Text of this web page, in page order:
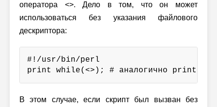
оператора <>. Дело в том, что он может
использоваться без указания файлового
дескриптора:
#!/usr/bin/perl
print while(<>); # аналогично print $_
В этом случае, если скрипт был вызван без